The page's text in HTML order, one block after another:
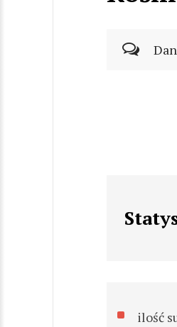
ilość